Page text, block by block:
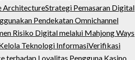
ArchitectureStrategi Pemasaran Digital
Pendekatan Omnichannel
Risiko Digital melalui Mahjong Ways
Teknologi InformasiVerifikasi
terhadap Loyalitas Pengguna Kasino